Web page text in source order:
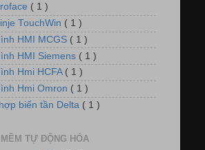
( 1 )
TouchWin ( 1 )
HMI MCGS ( 1 )
HMI Siemens ( 1 )
Hmi HCFA ( 1 )
Hmi Omron ( 1 )
biến tần Delta ( 1 )
MỀM TỰ ĐỘNG HÓA